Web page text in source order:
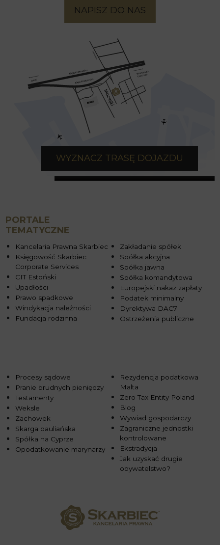
NAPISZ DO NAS
WYZNACZ TRASĘ DOJAZDU
PORTALE
TEMATYCZNE
Kancelaria Prawna Skarbiec
Księgowość Skarbiec
Corporate Services
CIT Estoński
Upadłości
Prawo spadkowe
Windykacja należności
Fundacja rodzinna
Zakładanie spółek
Spółka akcyjna
Spółka jawna
Spółka komandytowa
Europejski nakaz zapłaty
Podatek minimalny
Dyrektywa DAC7
Ostrzeżenia publiczne
Procesy sądowe
Pranie brudnych pieniędzy
Testamenty
Weksle
Zachowek
Skarga pauliańska
Spółka na Cyprze
Opodatkowanie marynarzy
Rezydencja podatkowa
Malta
Zero Tax Entity Poland
Blog
Wywiad gospodarczy
Zagraniczne jednostki
kontrolowane
Ekstradycja
Jak uzyskać drugie
obywatelstwo?